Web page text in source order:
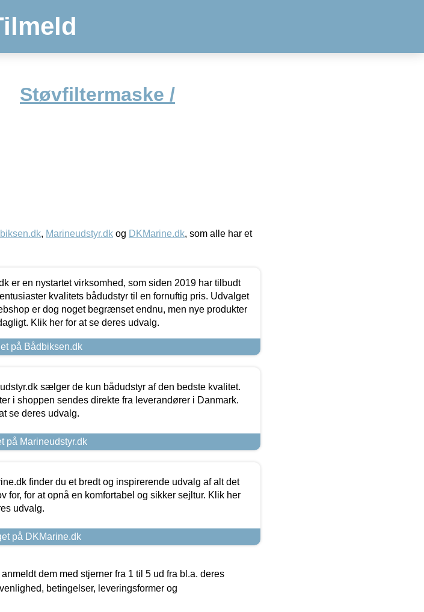
Støvfiltermaske /
, Marineudstyr.dk og DKMarine.dk, som alle har et
er en nystartet virksomhed, som siden 2019 har tilbudt
kvalitets bådudstyr til en fornuftig pris. Udvalget
er dog noget begrænset endnu, men nye produkter
Klik her for at se deres udvalg.
på Bådbiksen.dk
sælger de kun bådudstyr af den bedste kvalitet.
i shoppen sendes direkte fra leverandører i Danmark.
se deres udvalg.
på Marineudstyr.dk
finder du et bredt og inspirerende udvalg af alt det
for, for at opnå en komfortabel og sikker sejltur. Klik her
udvalg.
på DKMarine.dk
dem med stjerner fra 1 til 5 ud fra bl.a. deres
betingelser, leveringsformer og